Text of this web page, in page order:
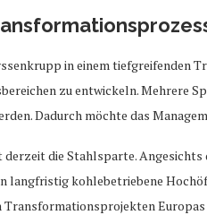
in einem tiefgreifenden
zu entwickeln. Mehrere
Dadurch möchte das
derzeit die Stahlsparte.
langfristig kohlebetriebene